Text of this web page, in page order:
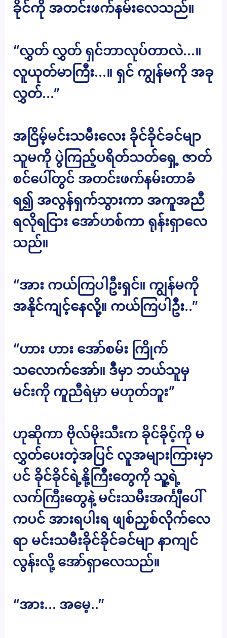
ခိုင်ကို အတင်းဖက်နမ်းလေသည်။
“လွှတ် လွှတ် ရှင်ဘာလုပ်တာလဲ…။
လူယုတ်မာကြီး…။ ရှင် ကျွန်မကို အခု
လွှတ်…”
အငြိမ့်မင်းသမီးလေး ခိုင်ခိုင်ခင်မျာ
သူမကို ပွဲကြည့်ပရိတ်သတ်ရှေ့ ဇာတ်
စင်ပေါ်တွင် အတင်းဖက်နမ်းတာခံ
ရ၍ အလွန်ရှက်သွားကာ အကူအညီ
ရလိုရငြား အော်ဟစ်ကာ ရုန်းရှာလေ
သည်။
“အား ကယ်ကြပါဦးရှင်။ ကျွန်မကို
အနိုင်ကျင့်နေလို့။ ကယ်ကြပါဦး..”
“ဟား ဟား အော်စမ်း ကြိုက်
သလောက်အော်။ ဒီမှာ ဘယ်သူမှ
မင်းကို ကူညီရဲမှာ မဟုတ်ဘူး”
ဟုဆိုကာ ဗိုလ်မိုးသီးက ခိုင်ခိုင့်ကို မ
လွှတ်ပေးတဲ့အပြင် လူအများကြားမှာ
ပင် ခိုင်ခိုင်ရဲ့နို့ကြီးတွေကို သူ့ရဲ့
လက်ကြီးတွေနဲ့ မင်းသမီးအင်္ကျီပေါ်
ကပင် အားရပါးရ ဖျစ်ညှစ်လိုက်လေ
ရာ မင်းသမီးခိုင်ခိုင်ခင်မျာ နာကျင်
လွန်းလို့ အော်ရှာလေသည်။
“အား… အမေ့..”